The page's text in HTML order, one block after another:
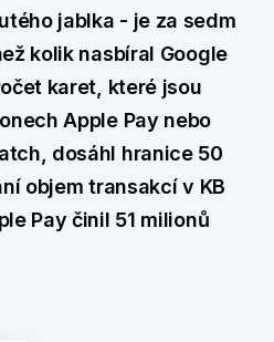
jablka - je za sedm
kolik nasbíral Google
karet, které jsou
Apple Pay nebo
dosáhl hranice 50
objem transakcí v KB
Pay činil 51 milionů